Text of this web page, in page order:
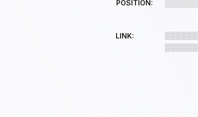
POSITION:
LINK: